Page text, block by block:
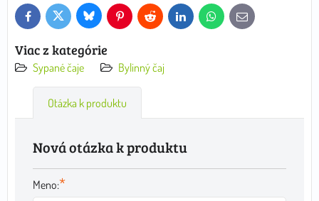
FacebookTwitter Bluesky PinterestReddit LinkedInWhatsApp
E-
mail
Viac z kategórie
Sypané čaje Bylinný čaj
Otázka k produktu
Nová otázka k produktu
Meno:*